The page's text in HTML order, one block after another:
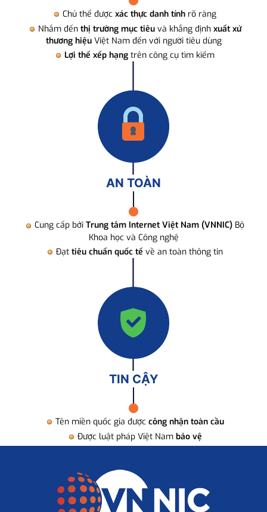
Chủ thể được xác thực danh tính rõ ràng
Nhắm đến thị trường mục tiêuvà khẳng định xuất xứ
thương hiệuViệt Nam đến với người tiêu dùng
Lợi thế xếp hạng trên công cụ tìm kiếm
AN TOÀN
Cung cấp bởi Trung tâm Internet Việt Nam (VNNIC) Bộ
Khoa học và Công nghệ
Đạt tiêu chuẩn quốc tế về an toàn thông tin
TIN CẬY
Tên miền quốc gia được công nhận toàn cầu
Được luật pháp Việt Nam bảo vệ